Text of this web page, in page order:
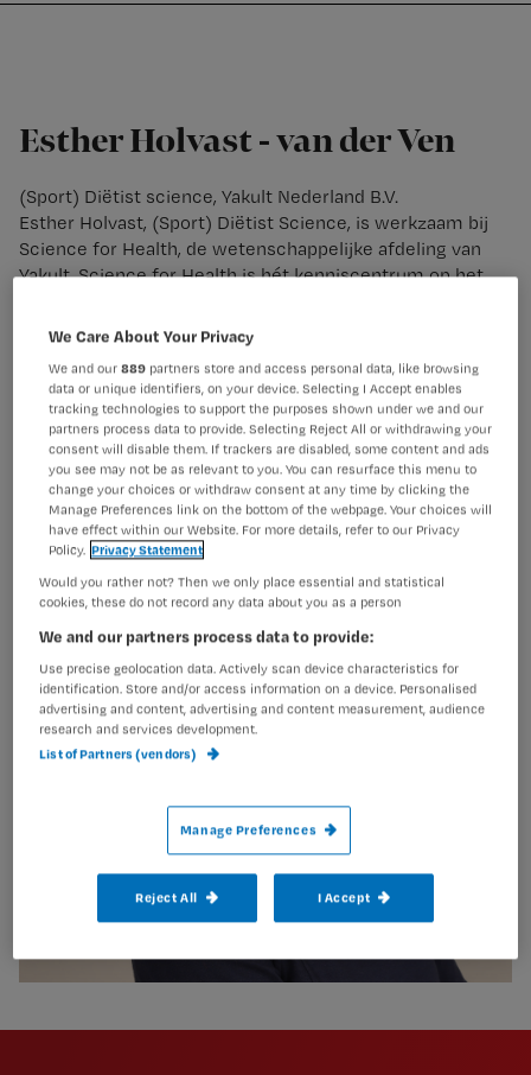
Nursing
Esther Holvast - van der Ven
(Sport) Diëtist science, Yakult Nederland B.V.
Esther Holvast, (Sport) Diëtist Science, is werkzaam bij
Science for Health, de wetenschappelijke afdeling van
Yakult. Science for Health is hét kenniscentrum op het
ruim 25 jaar voorlichting over darmgezondheid en
probiotica aan gezondheidsprofessionals in heel
Nederland. “Meer weten over darmbacteriën? Over de
invloed van bijvoorbeeld veroudering, antibiotica en
probiotica op onze darmbacteriën? Ik vertel het je graag
tijdens de workshop!”.
We Care About Your Privacy
We and our889 partners store and access personal data, like browsing
data or unique identifiers, on your device. Selecting I Accept enables
tracking technologies to support the purposes shown under we and our
partners process data to provide. Selecting Reject All or withdrawing your
consent will disable them. If trackers are disabled, some content and ads
you see may not be as relevant to you. You can resurface this menu to
change your choices or withdraw consent at any time by clicking the
Manage Preferences link on the bottom of the webpage. Your choices will
have effect within our Website. For more details, refer to our Privacy
Policy. Privacy Statement
Would you rather not? Then we only place essential and statistical
cookies, these do not record any data about you as a person
We and our partners process data to provide:
Use precise geolocation data. Actively scan device characteristics for
identification. Store and/or access information on a device. Personalised
advertising and content, advertising and content measurement, audience
research and services development.
List of Partners (vendors)
Manage Preferences
Reject All I Accept